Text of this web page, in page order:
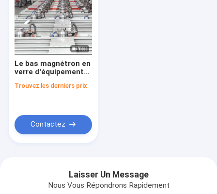
Le bas magnétron en
verre d'équipement
revêtement d'E
6000 millimètres
Trouvez les derniers prix
Contactez
Laisser Un Message
Nous Vous Répondrons Rapidement